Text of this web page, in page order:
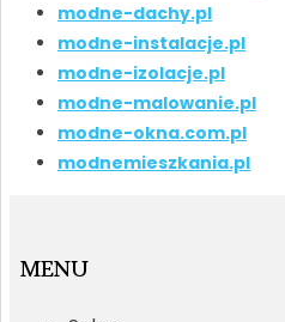
modne-dachy.pl
modne-instalacje.pl
modne-izolacje.pl
modne-malowanie.pl
modne-okna.com.pl
modnemieszkania.pl
MENU